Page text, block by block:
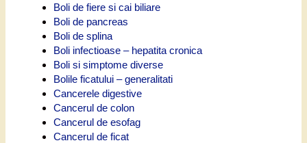
Boli de fiere si cai biliare
Boli de pancreas
Boli de splina
Boli infectioase – hepatita cronica
Boli si simptome diverse
Bolile ficatului – generalitati
Cancerele digestive
Cancerul de colon
Cancerul de esofag
Cancerul de ficat